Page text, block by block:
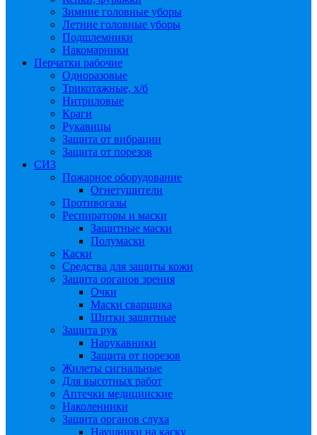
Зимние головные уборы
Летние головные уборы
Подшлемники
Накомарники
Перчатки рабочие
Одноразовые
Трикотажные, х/б
Нитриловые
Краги
Рукавицы
Защита от вибрации
Защита от порезов
СИЗ
Пожарное оборудование
Огнетушители
Противогазы
Респираторы и маски
Защитные маски
Полумаски
Каски
Средства для защиты кожи
Защита органов зрения
Очки
Маски сварщика
Щитки защитные
Защита рук
Нарукавники
Защита от порезов
Жилеты сигнальные
Для высотных работ
Аптечки медицинские
Наколенники
Защита органов слуха
Наушники на каску